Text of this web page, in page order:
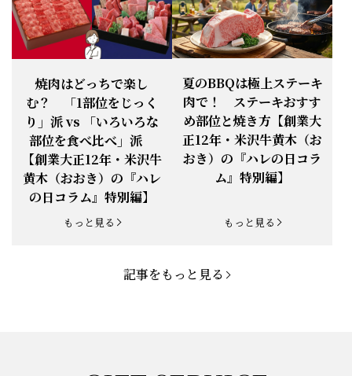
お知らせ 2025.6.16 新登場！一膳ご飯
お知らせ 2025.5.28 「初夏の肉祭り」開催中
お知らせ 2025.5.19 「父の日特集」開催中
お知らせ 2025.4.28 「BBQ企画」開催中！
お知らせ 2025.4.28 「母の日企画」開催中！
焼肉はどっちで楽し
む？ 「1部位をじっく
り」派 vs 「いろいろな
部位を食べ比べ」派
【創業大正12年・米沢牛
黄木（おおき）の『ハレ
の日コラム』特別編】
もっと見る
夏のBBQは極上ステーキ
肉で！ ステーキおすす
め部位と焼き方【創業大
正12年・米沢牛黄木（お
おき）の『ハレの日コラ
ム』特別編】
もっと見る
記事をもっと見る